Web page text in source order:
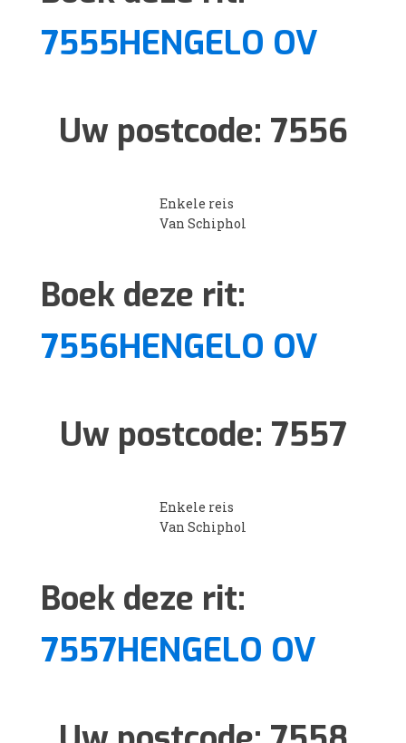
7555HENGELO OV
Uw postcode: 7556
Enkele reis
Van Schiphol
Boek deze rit:
7556HENGELO OV
Uw postcode: 7557
Enkele reis
Van Schiphol
Boek deze rit:
7557HENGELO OV